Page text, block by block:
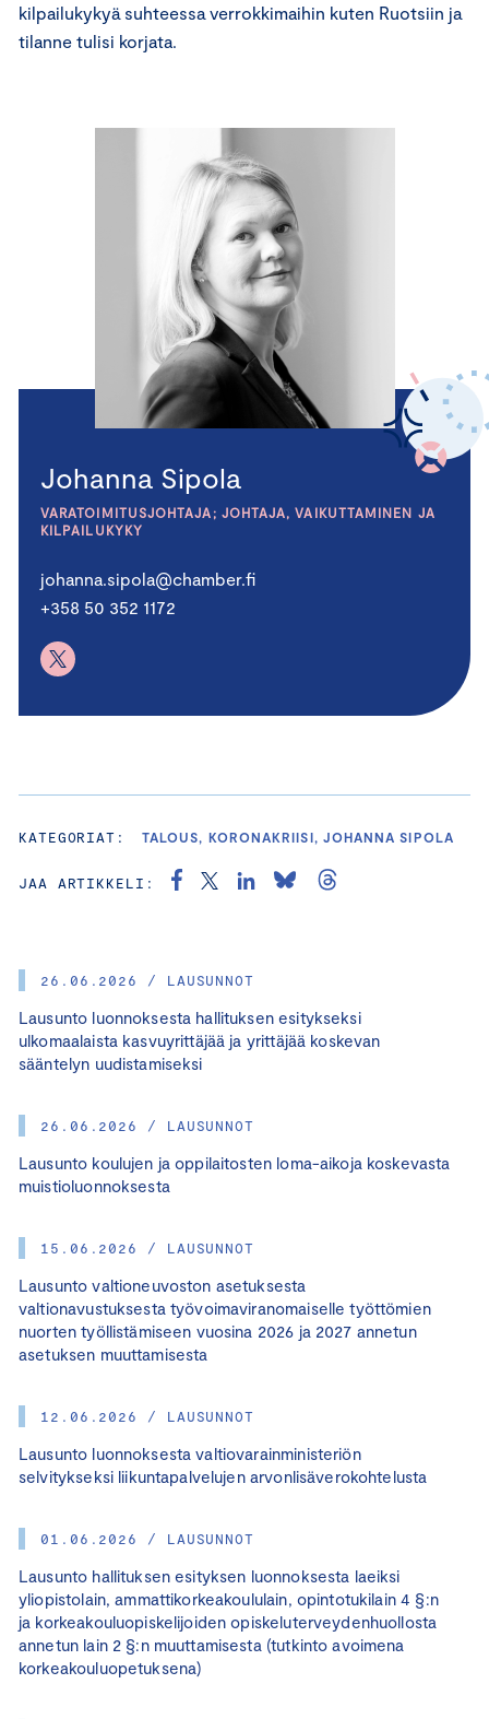
26.06.2026 / LAUSUNNOT
Lausunto luonnoksesta hallituksen esitykseksi
ulkomaalaista kasvuyrittäjää ja yrittäjää koskevan
sääntelyn uudistamiseksi
26.06.2026 / LAUSUNNOT
Lausunto koulujen ja oppilaitosten loma-aikoja koskevasta
muistioluonnoksesta
15.06.2026 / LAUSUNNOT
Lausunto valtioneuvoston asetuksesta
valtionavustuksesta työvoimaviranomaiselle työttömien
nuorten työllistämiseen vuosina 2026 ja 2027 annetun
asetuksen muuttamisesta
12.06.2026 / LAUSUNNOT
Lausunto luonnoksesta valtiovarainministeriön
selvitykseksi liikuntapalvelujen arvonlisäverokohtelusta
01.06.2026 / LAUSUNNOT
Lausunto hallituksen esityksen luonnoksesta laeiksi
yliopistolain, ammattikorkeakoululain, opintotukilain 4 §:n
ja korkeakouluopiskelijoiden opiskeluterveydenhuollosta
annetun lain 2 §:n muuttamisesta (tutkinto avoimena
korkeakouluopetuksena)
kilpailukykyä suhteessa verrokkimaihin kuten Ruotsiin ja
tilanne tulisi korjata.
Johanna Sipola
VARATOIMITUSJOHTAJA; JOHTAJA, VAIKUTTAMINEN JA
KILPAILUKYKY
johanna.sipola@chamber.fi
+358 50 352 1172
KATEGORIAT: TALOUS, KORONAKRIISI, JOHANNA SIPOLA
JAA ARTIKKELI: